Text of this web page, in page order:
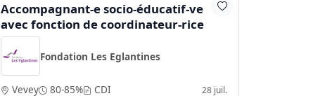
Accompagnant-e socio-éducatif-ve
avec fonction de coordinateur-rice
Fondation Les Eglantines
Vevey 80-85% CDI 28 juil.